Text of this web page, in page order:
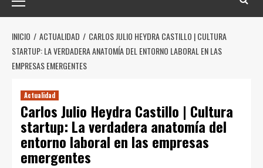
principal
INICIO ACTUALIDAD
CARLOS JULIO HEYDRA CASTILLO | CULTURA
STARTUP: LA VERDADERA ANATOMÍA DEL ENTORNO LABORAL EN LAS
EMPRESAS EMERGENTES
Actualidad
Carlos Julio Heydra Castillo | Cultura
startup: La verdadera anatomía del
entorno laboral en las empresas
emergentes